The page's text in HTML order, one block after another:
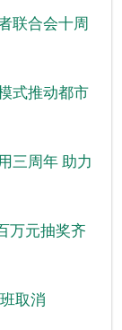
联合会十周
式推动都市
三周年 助力
万元抽奖齐
取消